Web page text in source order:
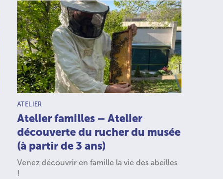
TYPE D’ACTIVITÉ :
ATELIER
Atelier familles – Atelier
découverte du rucher du musée
(à partir de 3 ans)
Venez découvrir en famille la vie des abeilles
!